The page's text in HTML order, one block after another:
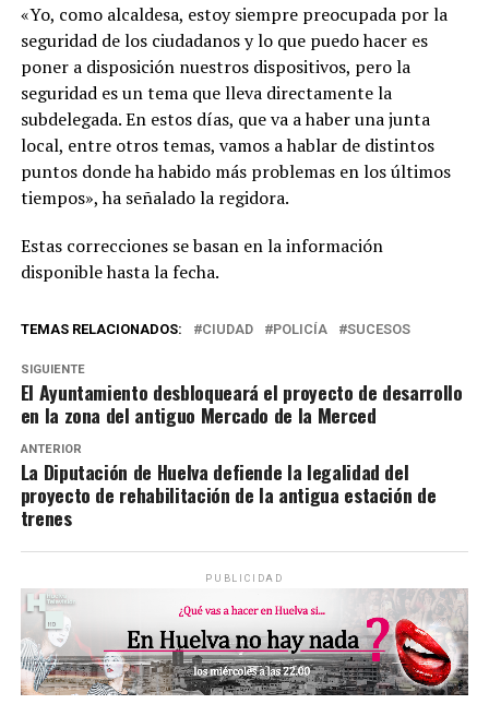
«Yo, como alcaldesa, estoy siempre preocupada por la
seguridad de los ciudadanos y lo que puedo hacer es
poner a disposición nuestros dispositivos, pero la
seguridad es un tema que lleva directamente la
subdelegada. En estos días, que va a haber una junta
local, entre otros temas, vamos a hablar de distintos
puntos donde ha habido más problemas en los últimos
tiempos», ha señalado la regidora.
Estas correcciones se basan en la información
disponible hasta la fecha.
TEMAS RELACIONADOS: CIUDAD POLICÍA SUCESOS
SIGUIENTE
El Ayuntamiento desbloqueará el proyecto de desarrollo
en la zona del antiguo Mercado de la Merced
ANTERIOR
La Diputación de Huelva defiende la legalidad del
proyecto de rehabilitación de la antigua estación de
trenes
PUBLICIDAD